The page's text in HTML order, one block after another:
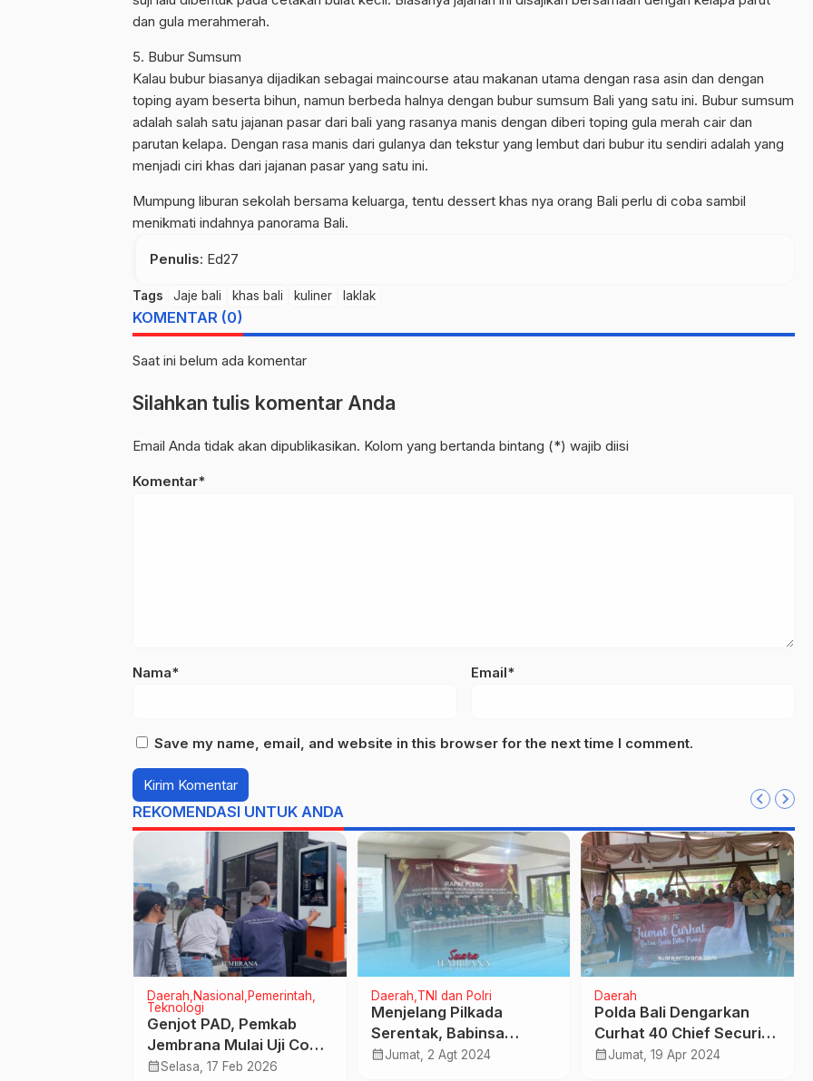
dan gula merahmerah.
5. Bubur Sumsum
Kalau bubur biasanya dijadikan sebagai maincourse atau makanan utama dengan rasa asin dan dengan
toping ayam beserta bihun, namun berbeda halnya dengan bubur sumsum Bali yang satu ini. Bubur sumsum
adalah salah satu jajanan pasar dari bali yang rasanya manis dengan diberi toping gula merah cair dan
parutan kelapa. Dengan rasa manis dari gulanya dan tekstur yang lembut dari bubur itu sendiri adalah yang
menjadi ciri khas dari jajanan pasar yang satu ini.
Mumpung liburan sekolah bersama keluarga, tentu dessert khas nya orang Bali perlu di coba sambil
menikmati indahnya panorama Bali.
Penulis: Ed27
Tags Jaje bali khas bali kuliner laklak
KOMENTAR (0)
Saat ini belum ada komentar
Silahkan tulis komentar Anda
Email Anda tidak akan dipublikasikan. Kolom yang bertanda bintang (*) wajib diisi
Komentar*
Nama* Email*
Save my name, email, and website in this browser for the next time I comment.
REKOMENDASI UNTUK ANDA
Daerah Nasional
Pemerintah
Teknologi
Genjot PAD, Pemkab
Jembrana Mulai Uji Coba
Retribusi Digital Terminal
calendar_monthSelasa, 17 Feb 2026
Daerah TNI dan Polri
Menjelang Pilkada
Serentak, Babinsa
Sanding Hadiri Rapat
calendar_monthJumat, 2 Agt 2024
Daerah
Polda Bali Dengarkan
Curhat 40 Chief Security
Bali
calendar_monthJumat, 19 Apr 2024